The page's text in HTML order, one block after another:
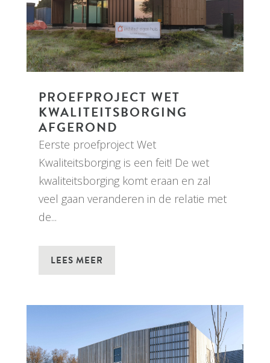
PROEFPROJECT WET
KWALITEITSBORGING
AFGEROND
Eerste proefproject Wet
Kwaliteitsborging is een feit! De wet
kwaliteitsborging komt eraan en zal
veel gaan veranderen in de relatie met
de...
LEES MEER